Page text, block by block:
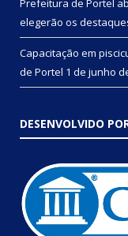
Prefeitura de Portel
elegerão os
Capacitação em
de Portel 1 de junho
DESENVOLVIDO